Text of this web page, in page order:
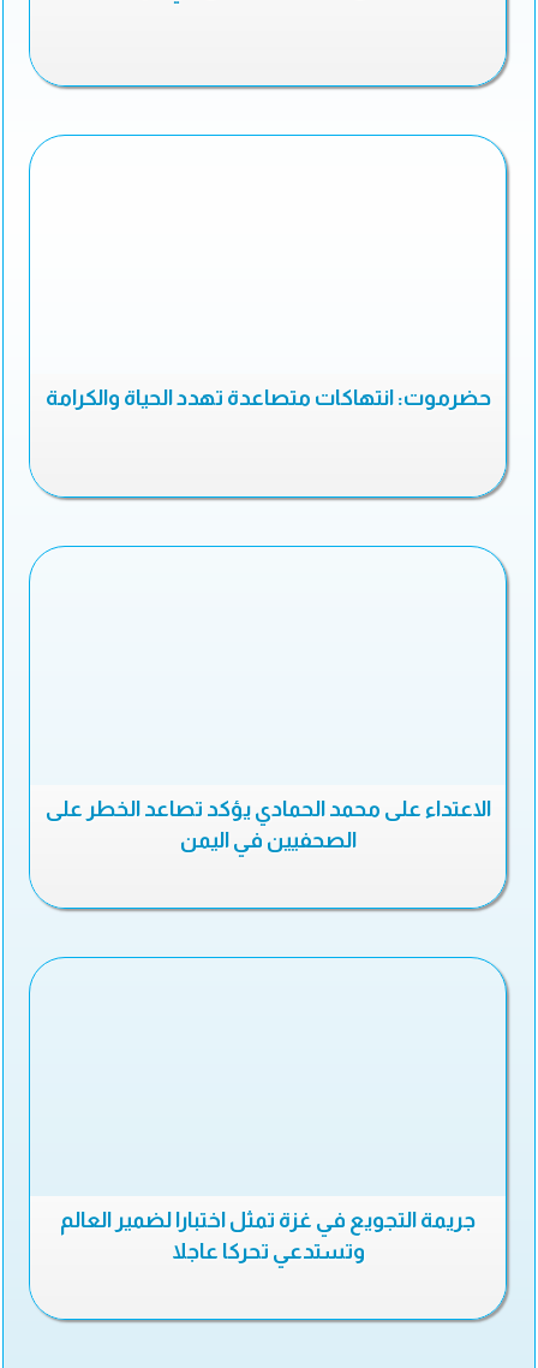
حضرموت: انتهاكات متصاعدة تهدد الحياة والكرامة
الاعتداء على محمد الحمادي يؤكد تصاعد الخطر على
الصحفيين في اليمن
جريمة التجويع في غزة تمثل اختبارا لضمير العالم
وتستدعي تحركا عاجلا